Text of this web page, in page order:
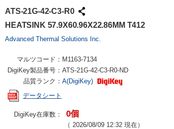
ATS-21G-42-C3-R0
HEATSINK 57.9X60.96X22.86MM T412
Advanced Thermal Solutions Inc.
マルツコード： M1163-7134
DigiKey製品番号： ATS-21G-42-C3-R0-ND
品質ランク： A(DigiKey)
データシート
DigiKey在庫数： 0個
（ 2026/08/09 12:32 現在）